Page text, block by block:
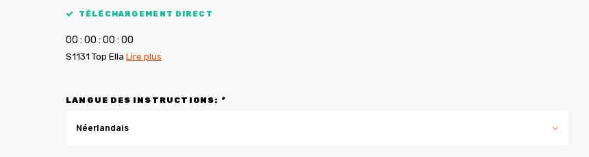
TÉLÉCHARGEMENT DIRECT
00 : 00 : 00 : 00
S1131 Top Ella Lire plus
LANGUE DES INSTRUCTIONS: *
Néerlandais